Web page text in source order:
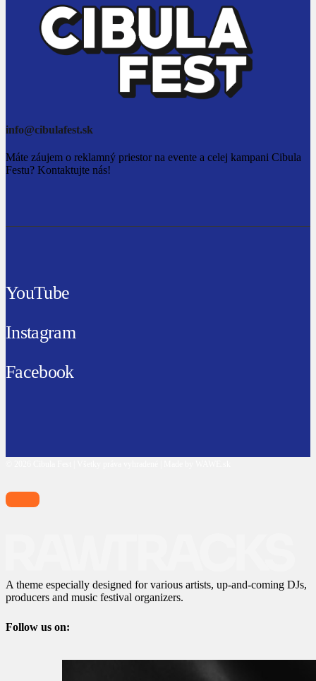
info@cibulafest.sk
Máte záujem o reklamný priestor na evente a celej kampani Cibula
Festu? Kontaktujte nás!
YouTube
Instagram
Facebook
A theme especially designed for various artists, up-and-coming DJs,
producers and music festival organizers.
Follow us on: